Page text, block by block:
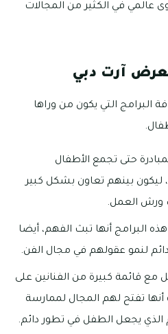
عالمي في الكثير من المجالات
آرت دبي
البرامج التي يكون من وراها
حتى تجمع الأطفال
ليكون بينهم تعاون بشكل كبير
ورش العمل.
البرامج أنها تبث الفهم، أيضا
لنمو عقولهم في مجال الفن.
مع قائمة كبيرة من الفنانين على
تفتح لهم المجال لممارسة
الذي يجعل الطفل في تطور دائم.